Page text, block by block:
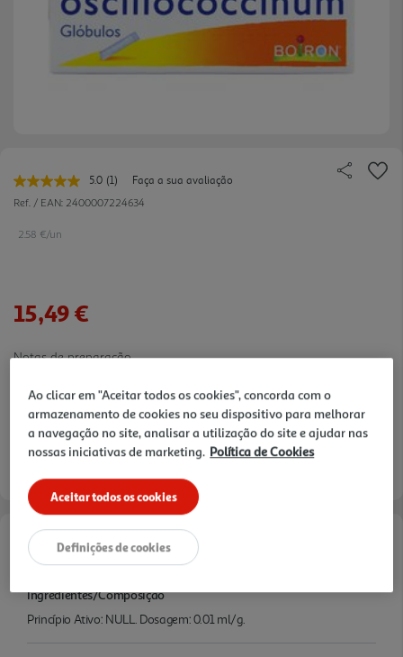
5.0 Leu
uma
(1)
Faça a sua avaliação
Ref. / EAN: 2400007224634
2.58 €/un
15,49 €
Notas de preparação
Características
Ingredientes/Composição
Princípio Ativo: NULL. Dosagem: 0.01 ml/g.
Ao clicar em "Aceitar todos os cookies", concorda com o
armazenamento de cookies no seu dispositivo para melhorar
a navegação no site, analisar a utilização do site e ajudar nas
nossas iniciativas de marketing. Política de Cookies
Aceitar todos os cookies
Definições de cookies